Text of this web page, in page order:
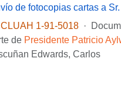
1-91-5018
·
de Presidente Patricio
Edwards, Carlos